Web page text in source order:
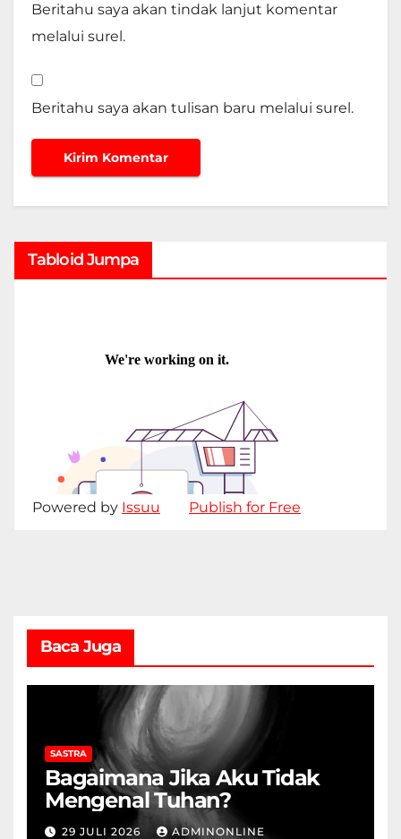
Beritahu saya akan tindak lanjut komentar
melalui surel.
Beritahu saya akan tulisan baru melalui surel.
Tabloid Jumpa
Powered by Issuu Publish for Free
Baca Juga
SASTRA
Bagaimana Jika Aku Tidak
Mengenal Tuhan?
29 JULI 2026 ADMINONLINE